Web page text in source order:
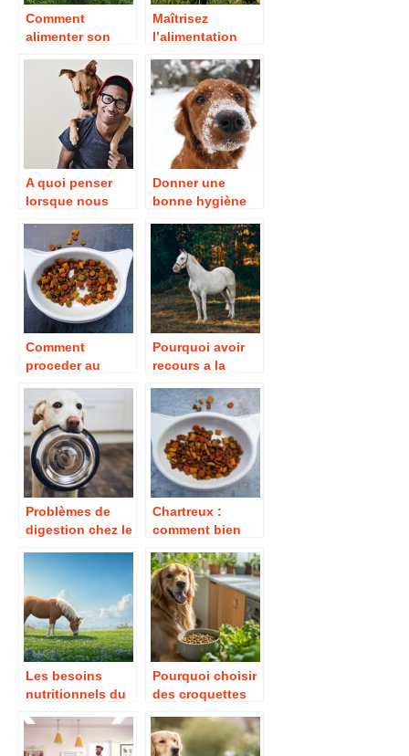
Comment
alimenter son
maison?
Maîtrisez
l’alimentation
chevaux.
A quoi penser
lorsque nous
la maison ?
Donner une
bonne hygiène
animal de
compagnie.
Comment
proceder au
chatons ?
Pourquoi avoir
recours a la
alimentaire et a la
gemmotherapie
pour les chevaux
?
Problèmes de
digestion chez le
signes qui
doivent alerter
Chartreux :
comment bien
l’allure robuste ?
Les besoins
nutritionnels du
du simple
paturage
Pourquoi choisir
des croquettes
chien ?